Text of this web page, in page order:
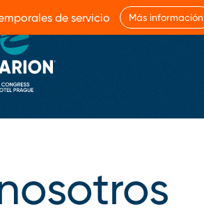
de servicio Más información